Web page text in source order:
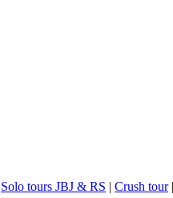
Solo tours JBJ & RS | Crush tour|